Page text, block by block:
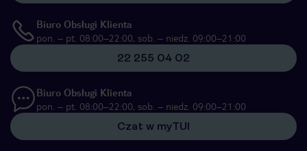
Biuro Obsługi Klienta
pon. – pt. 08:00–22:00, sob. – niedz. 09:00–21:00
22 255 04 02
Biuro Obsługi Klienta
pon. – pt. 08:00–22:00, sob. – niedz. 09:00–21:00
Czat w myTUI